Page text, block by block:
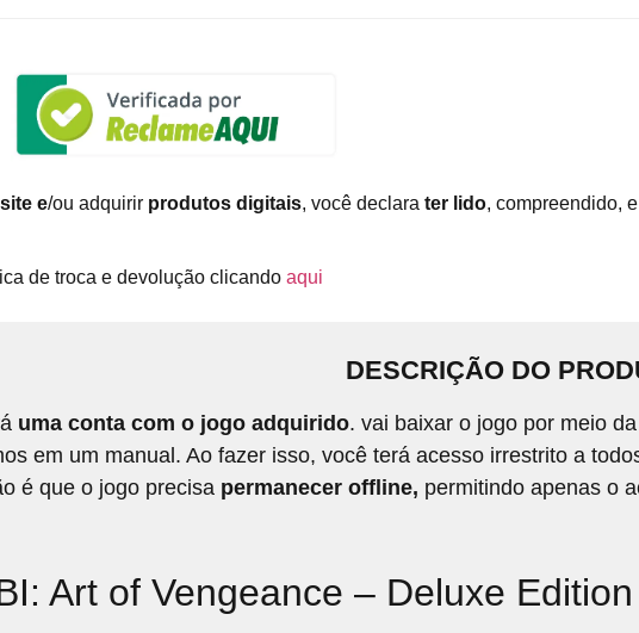
e/ou adquirir produtos digitais, você declara ter lido, compreendido,
de troca e devolução clicando aqui
DESCRIÇÃO DO
uma conta com o jogo adquirido. vai baixar o jogo por meio
em um manual. Ao fazer isso, você terá acesso irrestrito a
é que o jogo precisa permanecer offline, permitindo apenas o
Art of Vengeance – Deluxe Edition